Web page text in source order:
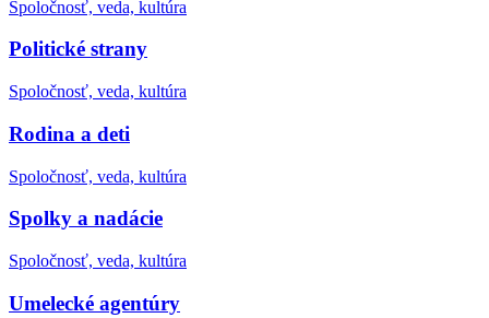
Spoločnosť, veda, kultúra
Politické strany
Spoločnosť, veda, kultúra
Rodina a deti
Spoločnosť, veda, kultúra
Spolky a nadácie
Spoločnosť, veda, kultúra
Umelecké agentúry